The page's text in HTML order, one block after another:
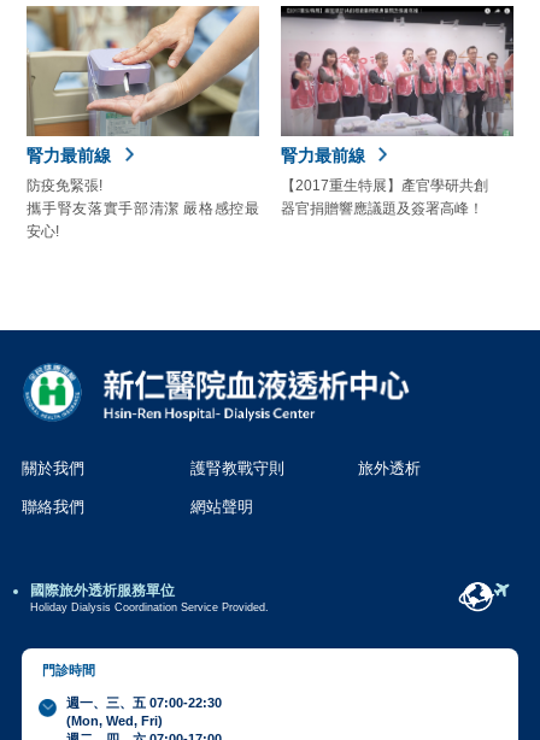
腎力最前線
防疫免緊張!
攜手腎友落實手部清潔 嚴格感控最
安心!
腎力最前線
【2017重生特展】產官學研共創
器官捐贈響應議題及簽署高峰！
關於我們 護腎教戰守則 旅外透析
聯絡我們 網站聲明
國際旅外透析服務單位
Holiday Dialysis Coordination Service Provided.
門診時間
週一、三、五 07:00-22:30
(Mon, Wed, Fri)